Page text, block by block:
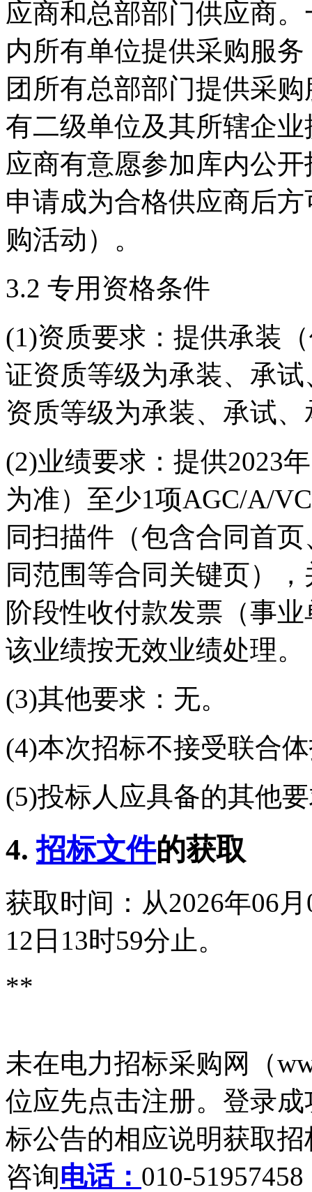
应商和总部部门供应商
内所有单位提供采购服
团所有总部部门提供采
有二级单位及其所辖企
应商有意愿参加库内公
申请成为合格供应商后
购活动）。
3.2 专用资格条件
(1)资质要求：提供承装
证资质等级为承装、承
资质等级为承装、承试
(2)业绩要求：提供2023
为准）至少1项AGC/A/
同扫描件（包含合同首
同范围等合同关键页）
阶段性收付款发票（事
该业绩按无效业绩处理。
(3)其他要求：无。
(4)本次招标不接受联合
(5)投标人应具备的其他
4.招标文件的获取
获取时间：从2026年06
12日13时59分止。
**
未在电力招标采购网（
位应先点击注册。登录
标公告的相应说明获取
咨询电话： 010-51957458